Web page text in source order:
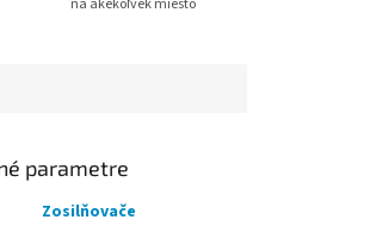
parametre
Zosilňovače